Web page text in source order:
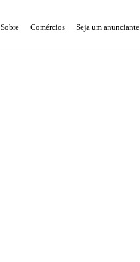
Sobre Comércios Seja um anunciante